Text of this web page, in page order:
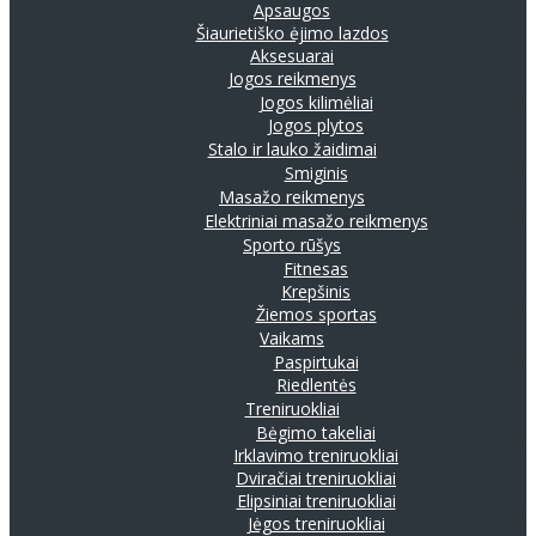
Apsaugos
Šiaurietiško ėjimo lazdos
Aksesuarai
Jogos reikmenys
Jogos kilimėliai
Jogos plytos
Stalo ir lauko žaidimai
Smiginis
Masažo reikmenys
Elektriniai masažo reikmenys
Sporto rūšys
Fitnesas
Krepšinis
Žiemos sportas
Vaikams
Paspirtukai
Riedlentės
Treniruokliai
Bėgimo takeliai
Irklavimo treniruokliai
Dviračiai treniruokliai
Elipsiniai treniruokliai
Jėgos treniruokliai